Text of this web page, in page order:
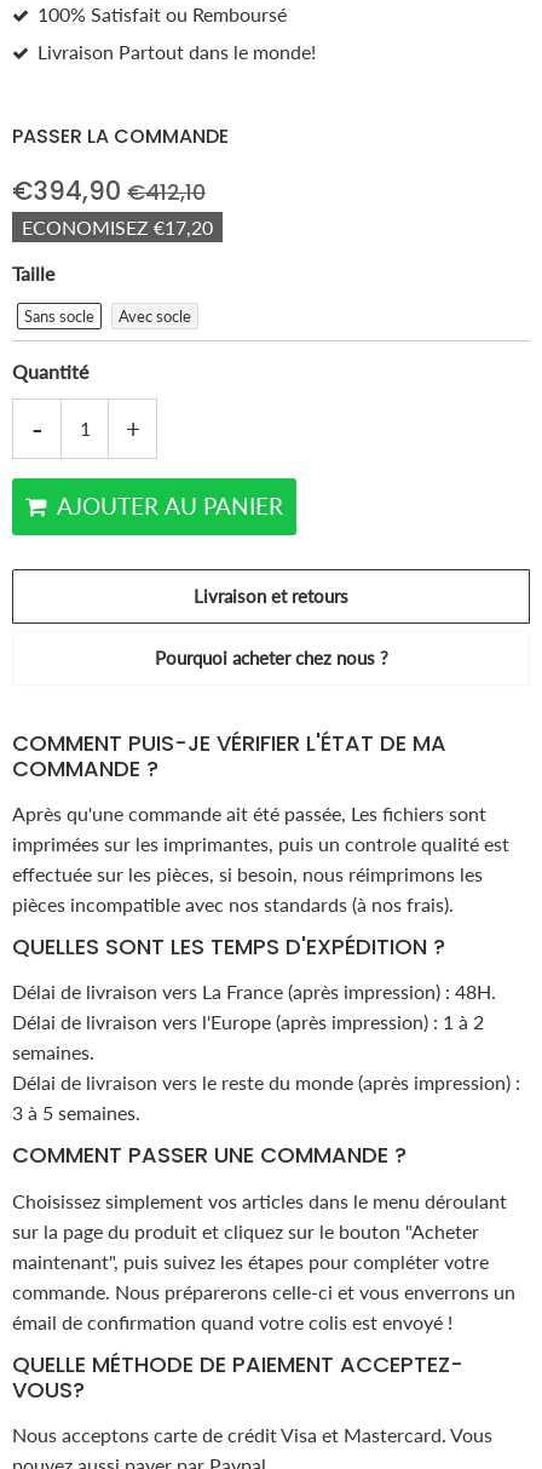
100% Satisfait ou Remboursé
Livraison Partout dans le monde!
PASSER LA COMMANDE
€394,90 €412,10
ECONOMISEZ €17,20
Taille
Sans socle Avec socle
Quantité
+
-
AJOUTER AU PANIER
Livraison et retours
Pourquoi acheter chez nous ?
COMMENT PUIS-JE VÉRIFIER L'ÉTAT DE MA
COMMANDE ?
Après qu'une commande ait été passée, Les fichiers sont
imprimées sur les imprimantes, puis un controle qualité est
effectuée sur les pièces, si besoin, nous réimprimons les
pièces incompatible avec nos standards (à nos frais).
QUELLES SONT LES TEMPS D'EXPÉDITION ?
Délai de livraison vers La France (après impression) : 48H.
Délai de livraison vers l'Europe (après impression) : 1 à 2
semaines.
Délai de livraison vers le reste du monde (après impression) :
3 à 5 semaines.
COMMENT PASSER UNE COMMANDE ?
Choisissez simplement vos articles dans le menu déroulant
sur la page du produit et cliquez sur le bouton "Acheter
maintenant", puis suivez les étapes pour compléter votre
commande. Nous préparerons celle-ci et vous enverrons un
émail de confirmation quand votre colis est envoyé !
QUELLE MÉTHODE DE PAIEMENT ACCEPTEZ-
VOUS?
Nous acceptons carte de crédit Visa et Mastercard. Vous